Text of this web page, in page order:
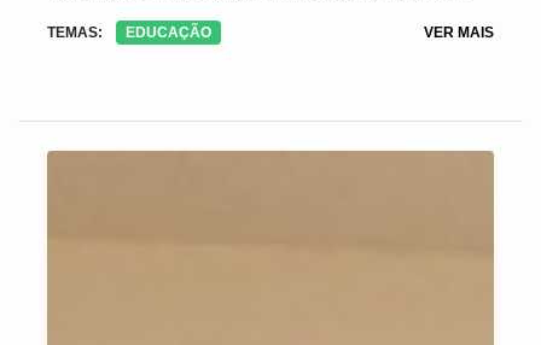
Guarulhos e Gavião Peixoto (SP), em Monte Carmelho (MG) e no
São Paulo.
TEMAS: EDUCAÇÃO VER MAIS